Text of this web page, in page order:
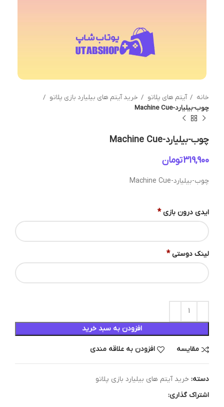
خانه آیتم های پلاتو
خرید آیتم های بیلیارد بازی پلاتو
چوب-بیلیارد-Machine Cue
چوب-بیلیارد-Machine Cue
تومان
چوب-بیلیارد-Machine Cue
ایدی درون بازی *
لینک دوستی *
افزودن به سبد خرید
مقایسه افزودن به علاقه مندی
دسته: خرید آیتم های بیلیارد بازی پلاتو
اشتراک گذاری: